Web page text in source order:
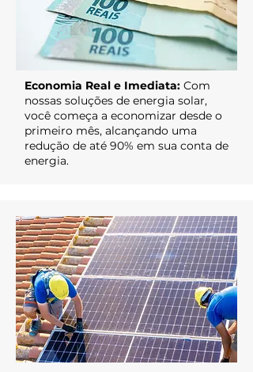
Economia Real e Imediata: Com
nossas soluções de energia solar,
você começa a economizar desde o
primeiro mês, alcançando uma
redução de até 90% em sua conta de
energia.